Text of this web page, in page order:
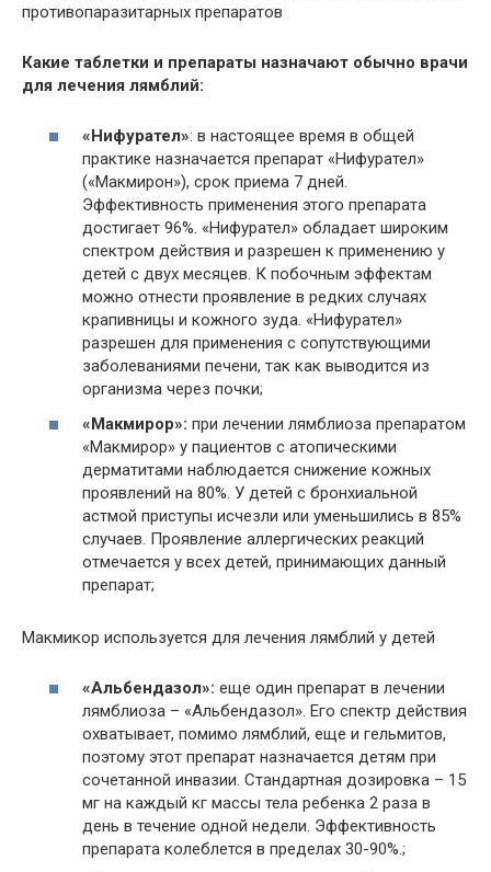
противопаразитарных препаратов
Какие таблетки и препараты назначают обычно врачи
для лечения лямблий:
«Нифурател»: в настоящее время в общей
практике назначается препарат «Нифурател»
(«Макмирон»), срок приема 7 дней.
Эффективность применения этого препарата
достигает 96%. «Нифурател» обладает широким
спектром действия и разрешен к применению у
детей с двух месяцев. К побочным эффектам
можно отнести проявление в редких случаях
крапивницы и кожного зуда. «Нифурател»
разрешен для применения с сопутствующими
заболеваниями печени, так как выводится из
организма через почки;
«Макмирор»: при лечении лямблиоза препаратом
«Макмирор» у пациентов с атопическими
дерматитами наблюдается снижение кожных
проявлений на 80%. У детей с бронхиальной
астмой приступы исчезли или уменьшились в 85%
случаев. Проявление аллергических реакций
отмечается у всех детей, принимающих данный
препарат;
Макмикор используется для лечения лямблий у детей
«Альбендазол»: еще один препарат в лечении
лямблиоза – «Альбендазол». Его спектр действия
охватывает, помимо лямблий, еще и гельмитов,
поэтому этот препарат назначается детям при
сочетанной инвазии. Стандартная дозировка – 15
мг на каждый кг массы тела ребенка 2 раза в
день в течение одной недели. Эффективность
препарата колеблется в пределах 30-90%.;